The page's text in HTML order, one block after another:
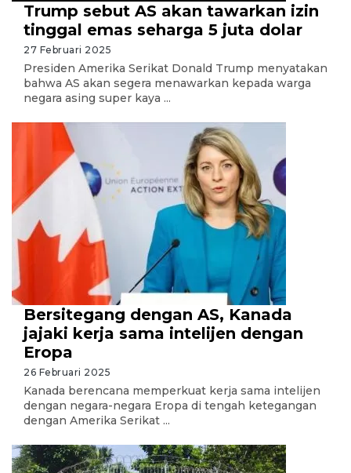
Trump sebut AS akan tawarkan izin
tinggal emas seharga 5 juta dolar
27 Februari 2025
Presiden Amerika Serikat Donald Trump menyatakan
bahwa AS akan segera menawarkan kepada warga
negara asing super kaya ...
Bersitegang dengan AS, Kanada
jajaki kerja sama intelijen dengan
Eropa
26 Februari 2025
Kanada berencana memperkuat kerja sama intelijen
dengan negara-negara Eropa di tengah ketegangan
dengan Amerika Serikat ...